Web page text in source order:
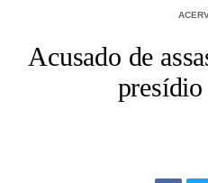
Acusado de
presídio